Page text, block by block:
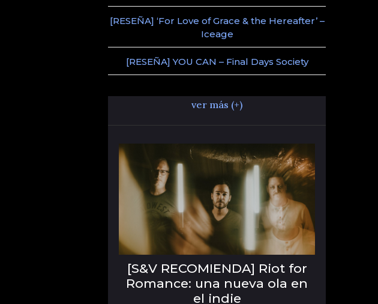
[RESEÑA] ‘For Love of Grace & the Hereafter’ –
Iceage
[RESEÑA] YOU CAN – Final Days Society
ver más (+)
[S&V RECOMIENDA] Riot for
Romance: una nueva ola en
el indie